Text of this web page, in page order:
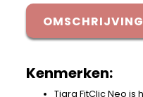
OMSCHRIJVING
Kenmerken:
Tigra FitClic Neo